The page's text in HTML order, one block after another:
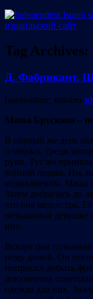
Tag Archives:
Д. Фабрикант.
(окончание; начало
Маша Брускина –
В первый же день
пленных, среди
руки. Тут же
войной людям. Им,
медикаменты. Маша
Затем добралась до
что она медсестра.
незнакомой девушке
них.
Вскоре она
нему домой. Он
попросил добыть
документов
одежда для них.